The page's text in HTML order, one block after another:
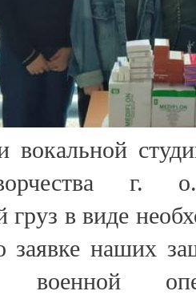
вокальной
г.
груз в виде
заявке наших
военной